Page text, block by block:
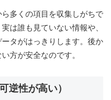
多くの項目を収集しがちで
は誰も見ていない情報や、
タがはっきりします。後か
方が安全なのです。
逆性が高い）